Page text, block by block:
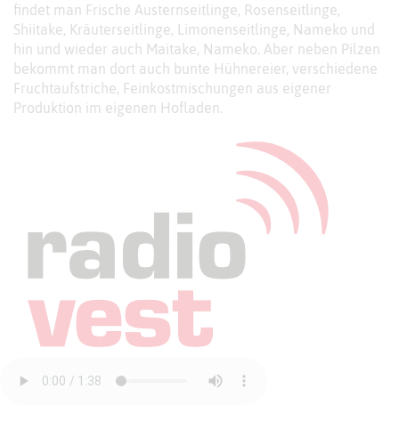
findet man Frische Austernseitlinge, Rosenseitlinge,
Shiitake, Kräuterseitlinge, Limonenseitlinge, Nameko und
hin und wieder auch Maitake, Nameko. Aber neben Pilzen
bekommt man dort auch bunte Hühnereier, verschiedene
Fruchtaufstriche, Feinkostmischungen aus eigener
Produktion im eigenen Hofladen.